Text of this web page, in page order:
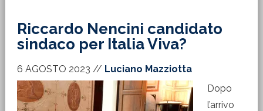
Riccardo Nencini candidato
sindaco per Italia Viva?
6 AGOSTO 2023 // Luciano Mazziotta
Dopo
l’arrivo